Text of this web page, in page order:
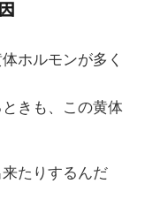
ホルモンが多く
きも、この黄体
たりするんだ